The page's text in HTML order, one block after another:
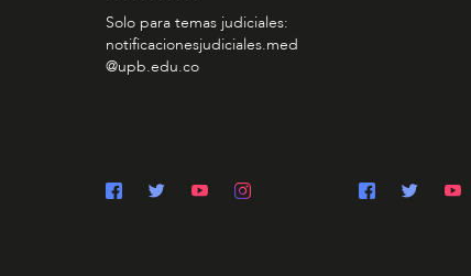
Solo para temas judiciales:
notificacionesjudiciales.med
@upb.edu.co